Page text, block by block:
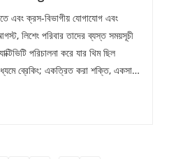
এবং ক্রস-বিভাগীয় যোগাযোগ এবং
লিশেং পরিবার তাদের ব্যস্ত সময়সূচী
পরিচালনা করে যার থিম ছিল
ব্রেকিং; একত্রিত করা শক্তি, একসাথে